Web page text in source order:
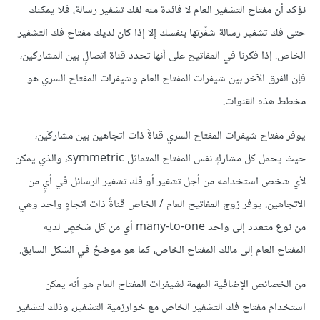
نؤكد أن مفتاح التشفير العام لا فائدة منه لفك تشفير رسالة، فلا يمكنك
حتى فك تشفير رسالة شفّرتها بنفسك إلا إذا كان لديك مفتاح فك التشفير
الخاص. إذا فكرنا في المفاتيح على أنها تحدد قناة اتصالٍ بين المشاركين،
فإن الفرق الآخر بين شيفرات المفتاح العام وشيفرات المفتاح السري هو
مخطط هذه القنوات.
يوفر مفتاح شيفرات المفتاح السري قناةً ذات اتجاهين بين مشاركَين،
حيث يحمل كل مشاركٍ نفس المفتاح المتماثل symmetric، والذي يمكن
لأي شخص استخدامه من أجل تشفير أو فك تشفير الرسائل في أيٍ من
الاتجاهين. يوفر زوج المفاتيح العام / الخاص قناةً ذات اتجاهٍ واحد وهي
من نوع متعدد إلى واحد many-to-one أي من كل شخصٍ لديه
المفتاح العام إلى مالك المفتاح الخاص، كما هو موضحٌ في الشكل السابق.
من الخصائص الإضافية المهمة لشيفرات المفتاح العام هو أنه يمكن
استخدام مفتاح فك التشفير الخاص مع خوارزمية التشفير، وذلك لتشفير